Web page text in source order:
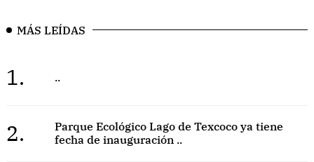
MÁS LEÍDAS
1. ..
2.
Parque Ecológico Lago de Texcoco ya tiene
fecha de inauguración ..